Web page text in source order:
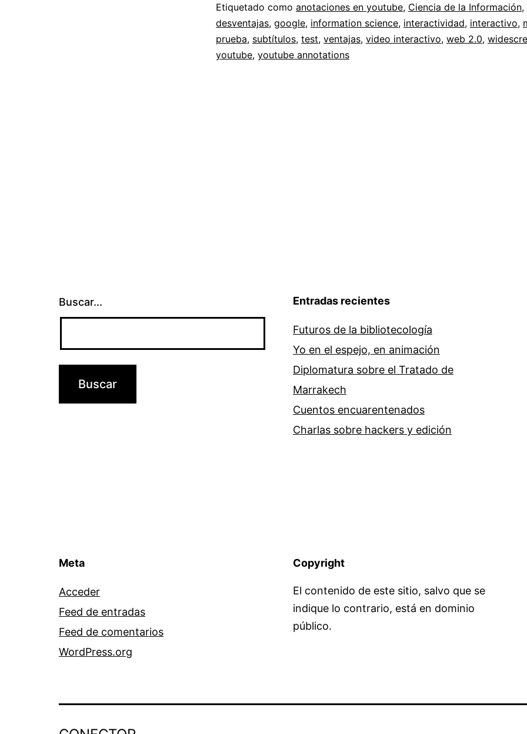
//
versión
2
Etiquetado como anotaciones en youtube, Ciencia de la Información,
desventajas, google, information science, interactividad, interactivo,
prueba, subtítulos, test, ventajas, video interactivo, web 2.0,
youtube, youtube annotations
Buscar... Entradas recientes
Futuros de la bibliotecología
Yo en el espejo, en animación
Diplomatura sobre el Tratado de
Marrakech
Cuentos encuarentenados
Charlas sobre hackers y edición
Meta
Acceder
Feed de entradas
Feed de comentarios
WordPress.org
Copyright
El contenido de este sitio, salvo que se
indique lo contrario, está en dominio
público.